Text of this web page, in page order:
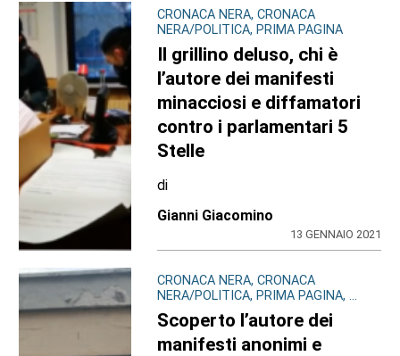
CRONACA NERA, CRONACA
NERA/POLITICA, PRIMA PAGINA
Il grillino deluso, chi è
l’autore dei manifesti
minacciosi e diffamatori
contro i parlamentari 5
Stelle
di
Gianni Giacomino
13 GENNAIO 2021
CRONACA NERA, CRONACA
NERA/POLITICA, PRIMA PAGINA, ...
Scoperto l’autore dei
manifesti anonimi e